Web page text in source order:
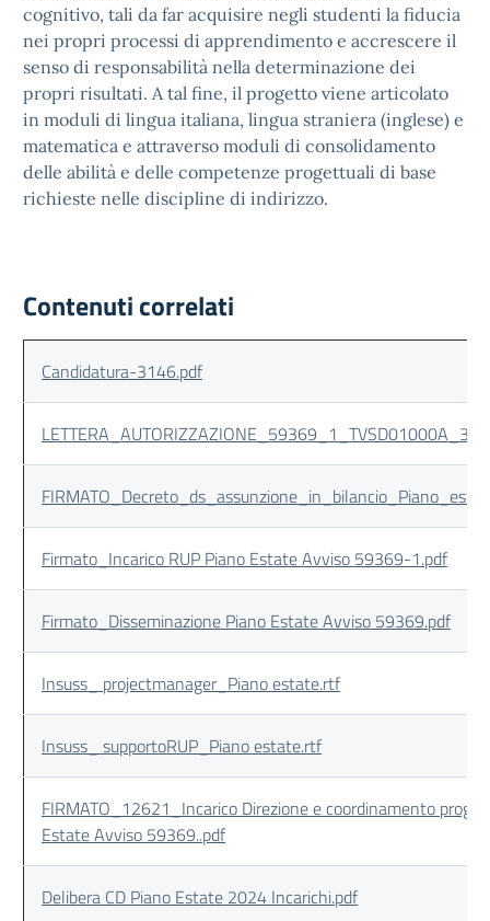
cognitivo, tali da far acquisire negli studenti la fiducia
nei propri processi di apprendimento e accrescere il
senso di responsabilità nella determinazione dei
propri risultati. A tal fine, il progetto viene articolato
in moduli di lingua italiana, lingua straniera (inglese) e
matematica e attraverso moduli di consolidamento
delle abilità e delle competenze progettuali di base
richieste nelle discipline di indirizzo.
Contenuti correlati
Candidatura-3146.pdf
Firmato_Incarico RUP Piano Estate Avviso 59369-1.pdf
Firmato_Disseminazione Piano Estate Avviso 59369.pdf
Insuss_ projectmanager_Piano estate.rtf
Insuss_ supportoRUP_Piano estate.rtf
FIRMATO_12621_Incarico Direzione e coordinamento
Estate Avviso 59369..pdf
Delibera CD Piano Estate 2024 Incarichi.pdf